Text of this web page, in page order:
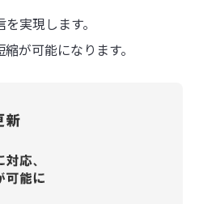
実現します。
が可能になります。